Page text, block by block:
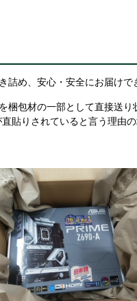
め、安心・安全にお届けで
包材の一部として直接送
りされていると言う理由